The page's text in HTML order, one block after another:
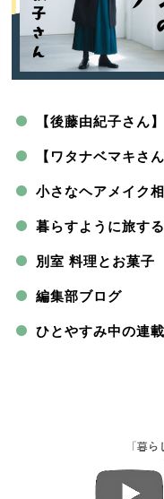
【後藤由紀子さん
【ワタナベマキさ
小さなヘアメイク
暮らすように旅す
別室 料理とお菓子
編集部ブログ
ひとやすみ中の連載